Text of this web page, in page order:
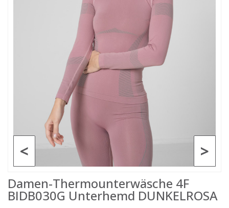
>
<
Damen-Thermounterwäsche 4F
BIDB030G Unterhemd DUNKELROSA